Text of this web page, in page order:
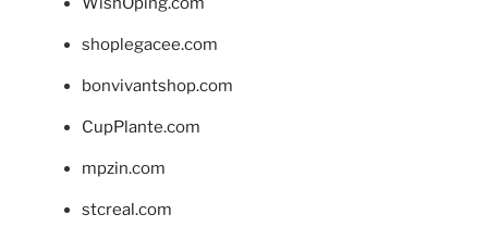
shoplegacee.com
bonvivantshop.com
CupPlante.com
mpzin.com
stcreal.com